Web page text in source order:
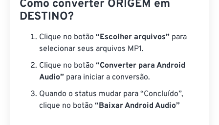
Como converter ORIGEM em
DESTINO?
Clique no botão “Escolher arquivos” para
selecionar seus arquivos MP1.
Clique no botão “Converter para Android
Audio” para iniciar a conversão.
Quando o status mudar para “Concluído”,
clique no botão “Baixar Android Audio”